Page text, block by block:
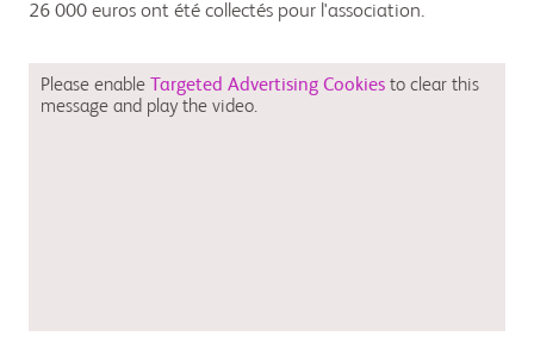
26 000 euros ont été collectés pour l'association.
Please enable Targeted Advertising Cookies to clear this
message and play the video.